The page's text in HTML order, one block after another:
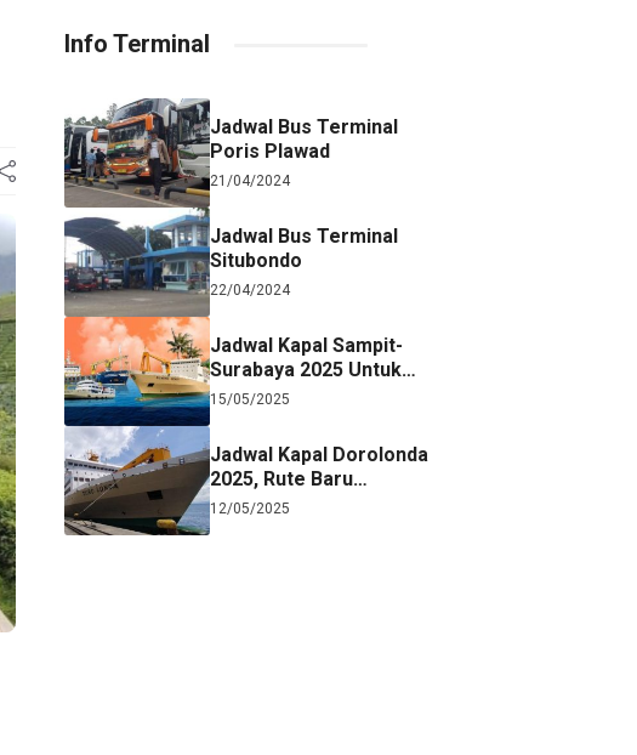
Info Terminal
Jadwal Bus Terminal
Poris Plawad
21/04/2024
Jadwal Bus Terminal
Situbondo
22/04/2024
Jadwal Kapal Sampit-
Surabaya 2025 Untuk
Referensi Perjalanan
15/05/2025
Jadwal Kapal Dorolonda
2025, Rute Baru
Surabaya-Jayapura
12/05/2025